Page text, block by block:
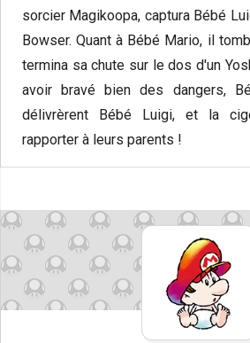
sorcier Magikoopa, captura Bébé
Bowser. Quant à Bébé Mario, il
termina sa chute sur le dos d'un
avoir bravé bien des dangers,
délivrèrent Bébé Luigi, et la
rapporter à leurs parents !